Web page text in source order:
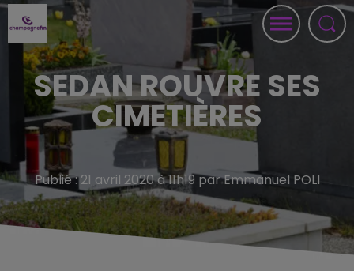
SEDAN ROUVRE SES
CIMETIÈRES
Publié : 21 avril 2020 à 11h19 par Emmanuel POLI